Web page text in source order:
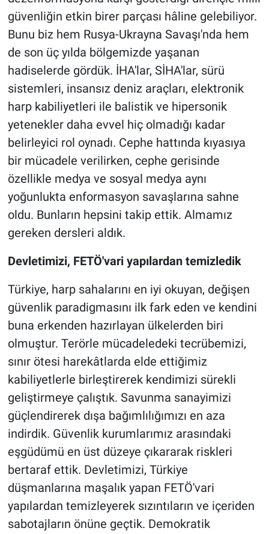
güvenliğin etkin birer parçası hâline gelebiliyor.
Bunu biz hem Rusya-Ukrayna Savaşı'nda hem
de son üç yılda bölgemizde yaşanan
hadiselerde gördük. İHA'lar, SİHA'lar, sürü
sistemleri, insansız deniz araçları, elektronik
harp kabiliyetleri ile balistik ve hipersonik
yetenekler daha evvel hiç olmadığı kadar
belirleyici rol oynadı. Cephe hattında kıyasıya
bir mücadele verilirken, cephe gerisinde
özellikle medya ve sosyal medya aynı
yoğunlukta enformasyon savaşlarına sahne
oldu. Bunların hepsini takip ettik. Almamız
gereken dersleri aldık.
Devletimizi, FETÖ'vari yapılardan temizledik
Türkiye, harp sahalarını en iyi okuyan, değişen
güvenlik paradigmasını ilk fark eden ve kendini
buna erkenden hazırlayan ülkelerden biri
olmuştur. Terörle mücadeledeki tecrübemizi,
sınır ötesi harekâtlarda elde ettiğimiz
kabiliyetlerle birleştirerek kendimizi sürekli
geliştirmeye çalıştık. Savunma sanayimizi
güçlendirerek dışa bağımlılığımızı en aza
indirdik. Güvenlik kurumlarımız arasındaki
eşgüdümü en üst düzeye çıkararak riskleri
bertaraf ettik. Devletimizi, Türkiye
düşmanlarına maşalık yapan FETÖ'vari
yapılardan temizleyerek sızıntıların ve içeriden
sabotajların önüne geçtik. Demokratik